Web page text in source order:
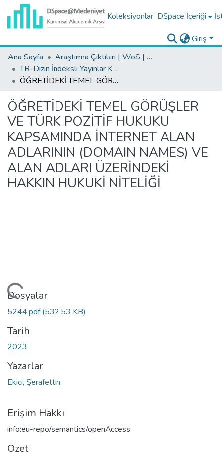
Koleksiyonlar DSpace İçeriği
Giriş
Ana Sayfa
Araştırma Çıktıları | WoS | Scopus | TR-Dizin | PubMed
TR-Dizin İndeksli Yayınlar Koleksiyonu
ÖĞRETİDEKİ TEMEL GÖRÜŞLER VE TÜRK POZİTİF HUKUKU KAPSAMINDA İNTERNET ALAN ADLARININ (DOMAIN NAMES) VE ALAN ADLARI ÜZERİNDEKİ HAKKIN HUKUKİ NİTELİĞİ
ÖĞRETİDEKİ TEMEL GÖRÜŞLER
VE TÜRK POZİTİF HUKUKU
KAPSAMINDA İNTERNET ALAN
ADLARININ (DOMAIN NAMES) VE
ALAN ADLARI ÜZERİNDEKİ
HAKKIN HUKUKİ NİTELİĞİ
Dosyalar
5244.pdf(532.53 KB)
Tarih
2023
Yazarlar
Ekici, Şerafettin
Erişim Hakkı
info:eu-repo/semantics/openAccess
Özet